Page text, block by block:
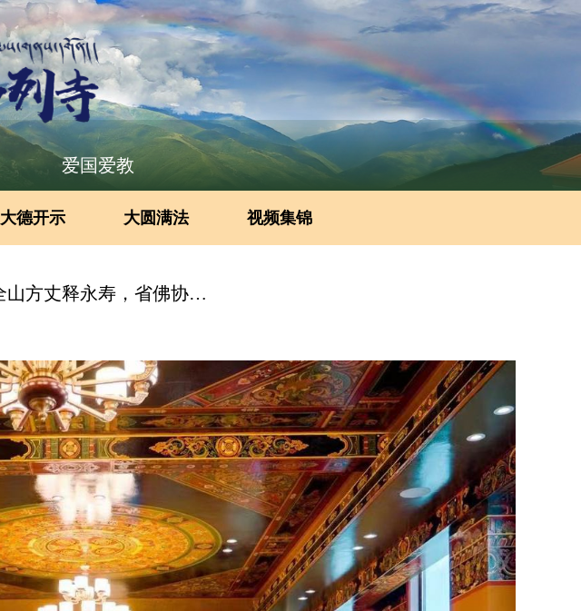
爱国爱教
大德开示 大圆满法 视频集锦
中国佛教协会副会长、四川省佛教协会会长、峨眉山全山方丈释永寿，省佛协等领导莅临昌列寺指导检查工作